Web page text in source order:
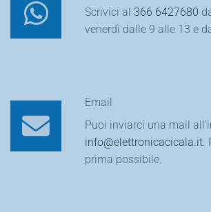
Scrivici al366 6427680
venerdì dalle 9 alle 13 e
Email
Puoi inviarci una mail
info@elettronicacicala.it.
prima possibile.